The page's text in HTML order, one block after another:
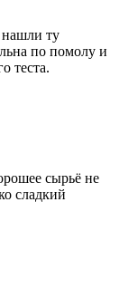
нашли ту
по помолу и
теста.
сырьё не
сладкий